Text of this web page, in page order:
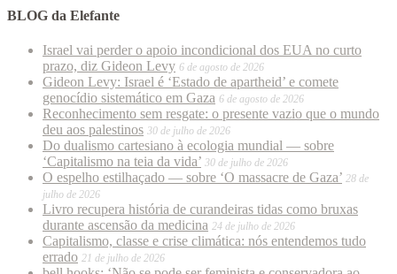
BLOG da Elefante
Israel vai perder o apoio incondicional dos EUA no curto
prazo, diz Gideon Levy 6 de agosto de 2026
Gideon Levy: Israel é ‘Estado de apartheid’ e comete
genocídio sistemático em Gaza 6 de agosto de 2026
Reconhecimento sem resgate: o presente vazio que o mundo
deu aos palestinos 30 de julho de 2026
Do dualismo cartesiano à ecologia mundial — sobre
‘Capitalismo na teia da vida’ 30 de julho de 2026
O espelho estilhaçado — sobre ‘O massacre de Gaza’ 28 de
julho de 2026
Livro recupera história de curandeiras tidas como bruxas
durante ascensão da medicina 24 de julho de 2026
Capitalismo, classe e crise climática: nós entendemos tudo
errado 21 de julho de 2026